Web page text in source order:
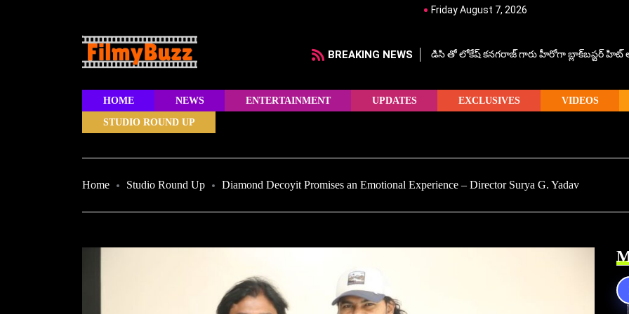
Friday August 7, 2026
BREAKING NEWS డిసి తో లోకేష్ కనగరాజ్ గారు హీరోగా బ్లాక్‌బస్టర్ హిట్
HOME NEWS ENTERTAINMENT UPDATES EXCLUSIVES VIDEOS
STUDIO ROUND UP
Home Studio Round Up Diamond Decoyit Promises an Emotional Experience – Director Surya G. Yadav